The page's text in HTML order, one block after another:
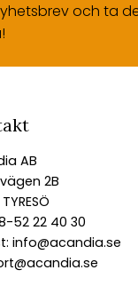
och ta
AB
2B
52 22 40 30
info@acandia.se